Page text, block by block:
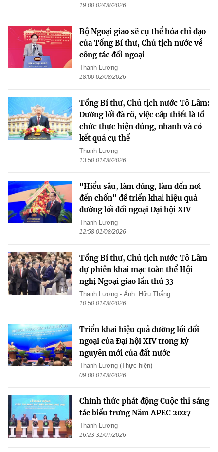
19:00 02/08/2026
Bộ Ngoại giao sẽ cụ thể hóa chỉ đạo
của Tổng Bí thư, Chủ tịch nước về
công tác đối ngoại
Thanh Lương
18:00 02/08/2026
Tổng Bí thư, Chủ tịch nước Tô Lâm:
Đường lối đã rõ, việc cấp thiết là tổ
chức thực hiện đúng, nhanh và có
kết quả cụ thể
Thanh Lương
13:50 01/08/2026
"Hiểu sâu, làm đúng, làm đến nơi
đến chốn" để triển khai hiệu quả
đường lối đối ngoại Đại hội XIV
Thanh Lương
12:58 01/08/2026
Tổng Bí thư, Chủ tịch nước Tô Lâm
dự phiên khai mạc toàn thể Hội
nghị Ngoại giao lần thứ 33
Thanh Lương - Ảnh: Hữu Thắng
10:50 01/08/2026
Triển khai hiệu quả đường lối đối
ngoại của Đại hội XIV trong kỷ
nguyên mới của đất nước
Thanh Lương (Thực hiện)
09:00 01/08/2026
Chính thức phát động Cuộc thi sáng
tác biểu trưng Năm APEC 2027
Thanh Lương
16:23 31/07/2026